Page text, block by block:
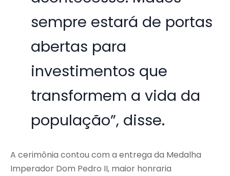
sempre estará de portas
abertas para
investimentos que
transformem a vida da
população”, disse.
A cerimônia contou com a entrega da Medalha
Imperador Dom Pedro II, maior honraria